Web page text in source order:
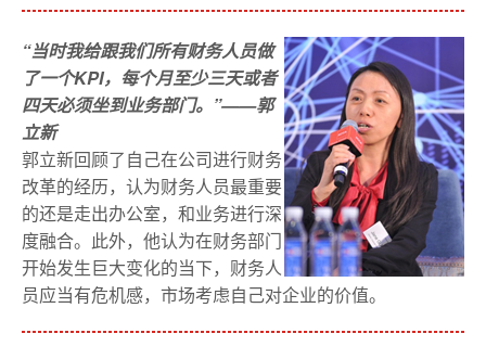
“当时我给跟我们所有财务人员做
了一个KPI，每个月至少三天或者
四天必须坐到业务部门。”——郭
立新
郭立新回顾了自己在公司进行财务
改革的经历，认为财务人员最重要
的还是走出办公室，和业务进行深
度融合。此外，他认为在财务部门
开始发生巨大变化的当下，财务人
员应当有危机感，市场考虑自己对企业的价值。